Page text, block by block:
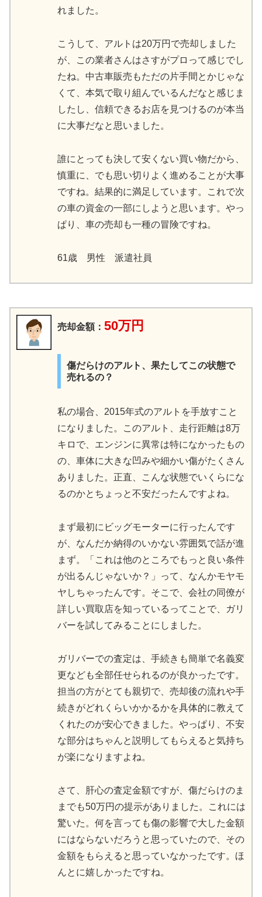
れました。
こうして、アルトは20万円で売却しました
が、この業者さんはさすがプロって感じでし
たね。中古車販売もただの片手間とかじゃな
くて、本気で取り組んでいるんだなと感じま
したし、信頼できるお店を見つけるのが本当
に大事だなと思いました。
誰にとっても決して安くない買い物だから、
慎重に、でも思い切りよく進めることが大事
ですね。結果的に満足しています。これで次
の車の資金の一部にしようと思います。やっ
ぱり、車の売却も一種の冒険ですね。
61歳 男性 派遣社員
売却金額： 50万円
傷だらけのアルト、果たしてこの状態で
売れるの？
私の場合、2015年式のアルトを手放すこと
になりました。このアルト、走行距離は8万
キロで、エンジンに異常は特になかったもの
の、車体に大きな凹みや細かい傷がたくさん
ありました。正直、こんな状態でいくらにな
るのかとちょっと不安だったんですよね。
まず最初にビッグモーターに行ったんです
が、なんだか納得のいかない雰囲気で話が進
まず。「これは他のところでもっと良い条件
が出るんじゃないか？」って、なんかモヤモ
ヤしちゃったんです。そこで、会社の同僚が
詳しい買取店を知っているってことで、ガリ
バーを試してみることにしました。
ガリバーでの査定は、手続きも簡単で名義変
更なども全部任せられるのが良かったです。
担当の方がとても親切で、売却後の流れや手
続きがどれくらいかかるかを具体的に教えて
くれたのが安心できました。やっぱり、不安
な部分はちゃんと説明してもらえると気持ち
が楽になりますよね。
さて、肝心の査定金額ですが、傷だらけのま
までも50万円の提示がありました。これには
驚いた。何を言っても傷の影響で大した金額
にはならないだろうと思っていたので、その
金額をもらえると思っていなかったです。ほ
んとに嬉しかったですね。